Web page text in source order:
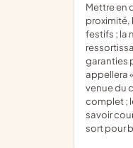
mettre en oeuvre les différents moyens ou ressources pour défendre, favoriser, aider, les ressortissants maghrébins ou d'origine maghrébine et étrangère ; la solidarité, la
proximité,
festifs ; la
garanties
appellera
venue du
complet ;
savoir
sort pour